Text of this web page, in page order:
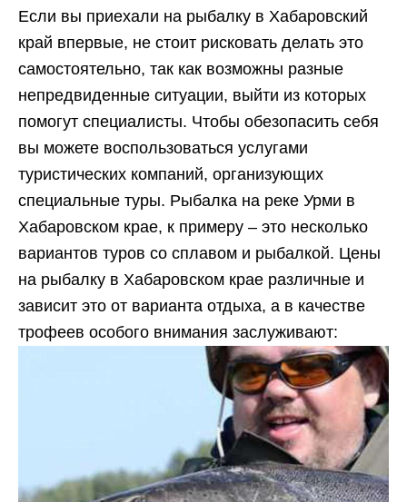
Если вы приехали на рыбалку в Хабаровский
край впервые, не стоит рисковать делать это
самостоятельно, так как возможны разные
непредвиденные ситуации, выйти из которых
помогут специалисты. Чтобы обезопасить себя
вы можете воспользоваться услугами
туристических компаний, организующих
специальные туры. Рыбалка на реке Урми в
Хабаровском крае, к примеру – это несколько
вариантов туров со сплавом и рыбалкой. Цены
на рыбалку в Хабаровском крае различные и
зависит это от варианта отдыха, а в качестве
трофеев особого внимания заслуживают: